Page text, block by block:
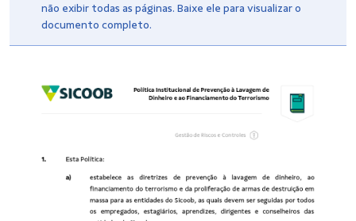
não exibir todas as páginas. Baixe ele para visualizar o
documento completo.